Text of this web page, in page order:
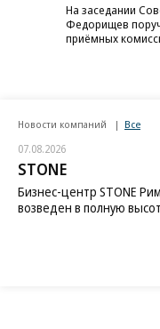
На заседании
Федорищев
приёмных
Новости компаний Все
07.08.2026
STONE
Бизнес-центр STONE
возведен в полную